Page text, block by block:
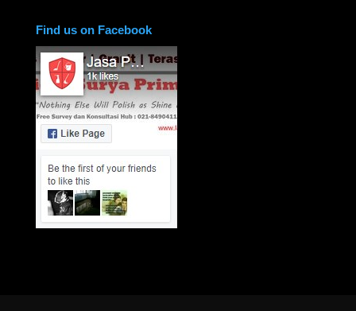
Find us on Facebook